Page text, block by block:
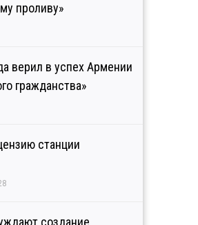
проливу»
верил в успех Армении
гражданства»
станции
создание